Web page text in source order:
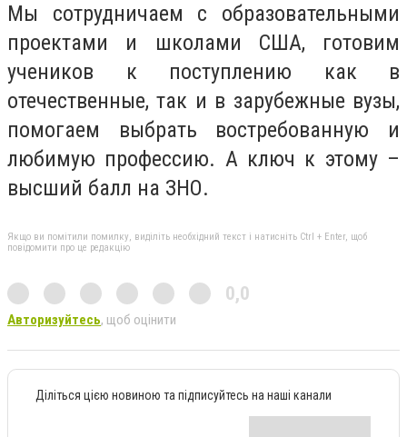
Мы сотрудничаем с образовательными
проектами и школами США, готовим
учеников к поступлению как в
отечественные, так и в зарубежные вузы,
помогаем выбрать востребованную и
любимую профессию. А ключ к этому –
высший балл на ЗНО.
Якщо ви помітили помилку, виділіть необхідний текст і натисніть Ctrl + Enter, щоб
повідомити про це редакцію
0,0
Авторизуйтесь, щоб оцінити
Діліться цією новиною та підписуйтесь на наші канали